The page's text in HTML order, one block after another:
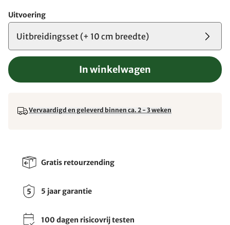
Uitvoering
Uitbreidingsset (+ 10 cm breedte)
In winkelwagen
Vervaardigd en geleverd binnen ca. 2 - 3 weken
Gratis retourzending
5 jaar garantie
100 dagen risicovrij testen